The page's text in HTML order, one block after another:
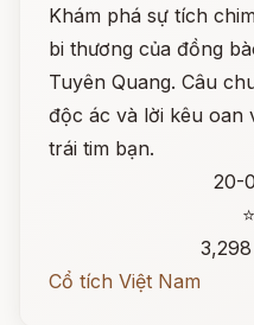
Khám phá sự tích
bi thương của đồng
Tuyên Quang. Câu
độc ác và lời kêu oan
trái tim bạn.
20-
Cổ tích Việt Nam